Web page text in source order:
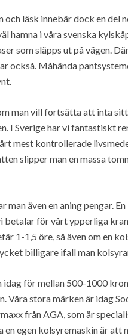
läsk innebär dock en del
hamna i våra svenska
som släpps ut på vägen.
också. Måhända
man vill fortsätta att inta
I Sverige har vi fantastiskt
mest kontrollerade
slipper man en massa
även en aning pengar.
betalar för vårt ypperliga
1-1,5 öre, så även om en
billigare ifall man
för mellan 500-1000
Våra stora märken är idag
från AGA, som är
en egen kolsyremaskin är att